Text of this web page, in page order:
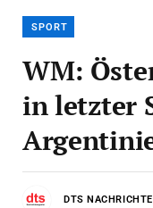
SPORT
WM:
in letzter
DTS